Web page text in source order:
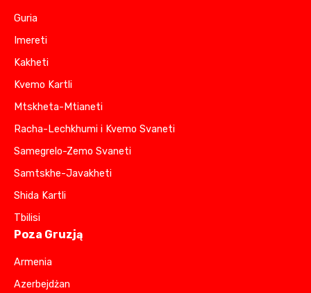
Guria
Imereti
Kakheti
Kvemo Kartli
Mtskheta-Mtianeti
Racha-Lechkhumi i Kvemo Svaneti
Samegrelo-Zemo Svaneti
Samtskhe-Javakheti
Shida Kartli
Tbilisi
Poza Gruzją
Armenia
Azerbejdżan